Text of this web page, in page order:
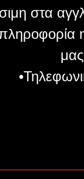
στα